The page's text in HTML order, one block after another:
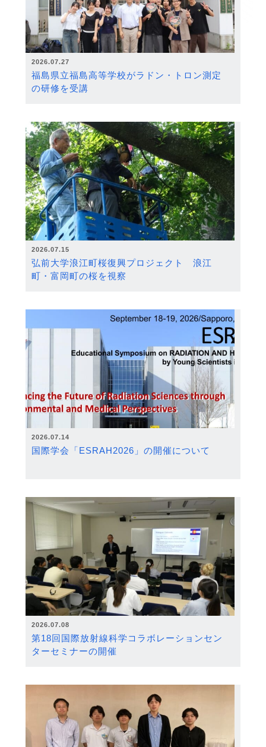
2026.07.27
福島県立福島高等学校がラドン・トロン測定
の研修を受講
2026.07.15
弘前大学浪江町桜復興プロジェクト 浪江
町・富岡町の桜を視察
2026.07.14
国際学会「ESRAH2026」の開催について
2026.07.08
第18回国際放射線科学コラボレーションセン
ターセミナーの開催